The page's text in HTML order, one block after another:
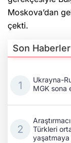
Moskova’dan
çekti.
Son Haberler
Ukrayna-
MGK sona
Türkleri